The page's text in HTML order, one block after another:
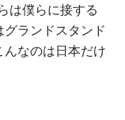
は僕らに接する
ランドスタンド
なのは日本だけ